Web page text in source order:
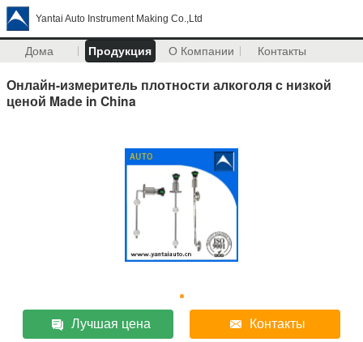
Yantai Auto Instrument Making Co.,Ltd
Дома Продукция О Компании Контакты
Онлайн-измеритель плотности алкоголя с низкой
ценой Made in China
Лучшая цена Контакты